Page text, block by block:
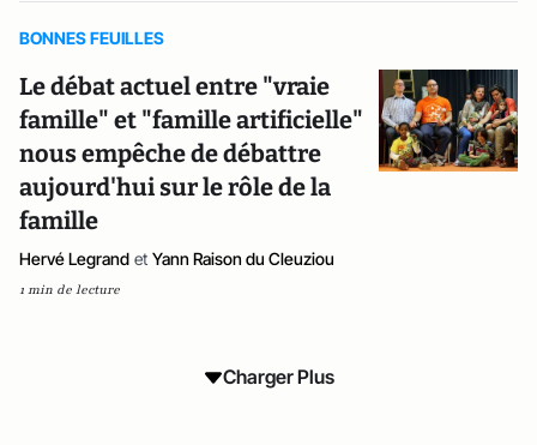
BONNES FEUILLES
Le débat actuel entre "vraie
famille" et "famille artificielle"
nous empêche de débattre
aujourd'hui sur le rôle de la
famille
Hervé Legrand et Yann Raison du Cleuziou
1 min de lecture
Charger Plus